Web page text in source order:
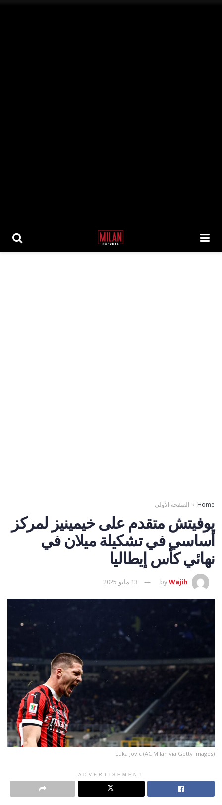
Home الصفحة الأولى
يوفيتش متقدم على خيمينيز لمركز
أساسي في تشكيلة ميلان في
نهائي كأس إيطاليا
byWajih 13 مايو 2025
Luka Jovic (AC Milan via Getty Images)
ADVERTISEMENT